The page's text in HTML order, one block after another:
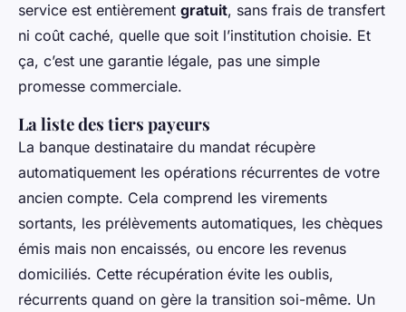
service est entièrement gratuit, sans frais de transfert
ni coût caché, quelle que soit l’institution choisie. Et
ça, c’est une garantie légale, pas une simple
promesse commerciale.
La liste des tiers payeurs
La banque destinataire du mandat récupère
automatiquement les opérations récurrentes de votre
ancien compte. Cela comprend les virements
sortants, les prélèvements automatiques, les chèques
émis mais non encaissés, ou encore les revenus
domiciliés. Cette récupération évite les oublis,
récurrents quand on gère la transition soi-même. Un